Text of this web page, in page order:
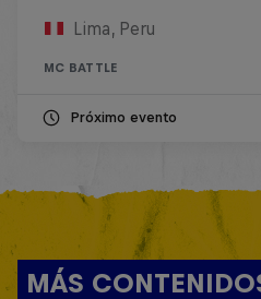
Lima, Peru
MC BATTLE
Próximo evento
MÁS